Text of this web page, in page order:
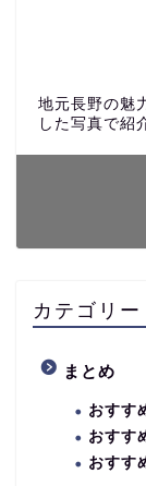
地元長野の魅
した写真で紹
カテゴリー
まとめ
おすす
おすす
おすす